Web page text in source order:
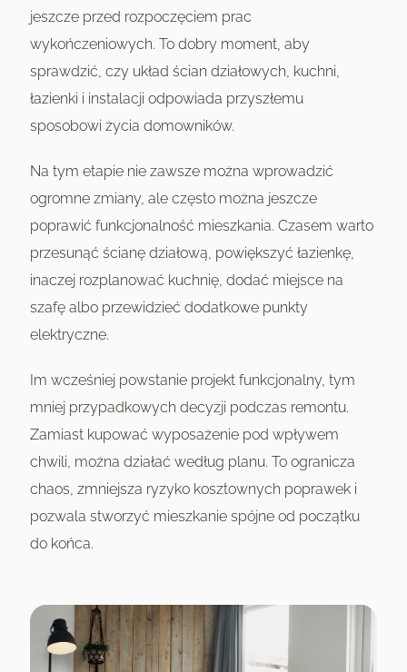
jeszcze przed rozpoczęciem prac
wykończeniowych. To dobry moment, aby
sprawdzić, czy układ ścian działowych, kuchni,
łazienki i instalacji odpowiada przyszłemu
sposobowi życia domowników.
Na tym etapie nie zawsze można wprowadzić
ogromne zmiany, ale często można jeszcze
poprawić funkcjonalność mieszkania. Czasem warto
przesunąć ścianę działową, powiększyć łazienkę,
inaczej rozplanować kuchnię, dodać miejsce na
szafę albo przewidzieć dodatkowe punkty
elektryczne.
Im wcześniej powstanie projekt funkcjonalny, tym
mniej przypadkowych decyzji podczas remontu.
Zamiast kupować wyposażenie pod wpływem
chwili, można działać według planu. To ogranicza
chaos, zmniejsza ryzyko kosztownych poprawek i
pozwala stworzyć mieszkanie spójne od początku
do końca.